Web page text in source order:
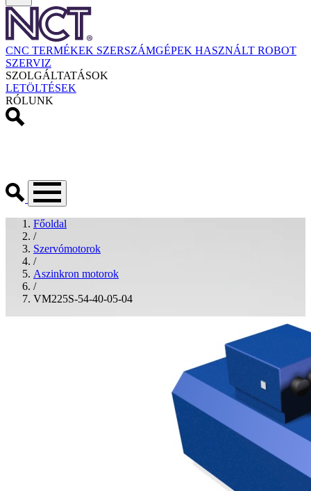
CNC TERMÉKEK SZERSZÁMGÉPEK HASZNÁLT ROBOT
SZERVIZ
SZOLGÁLTATÁSOK
LETÖLTÉSEK
RÓLUNK
Főoldal
/
Szervómotorok
/
Aszinkron motorok
/
VM225S-54-40-05-04